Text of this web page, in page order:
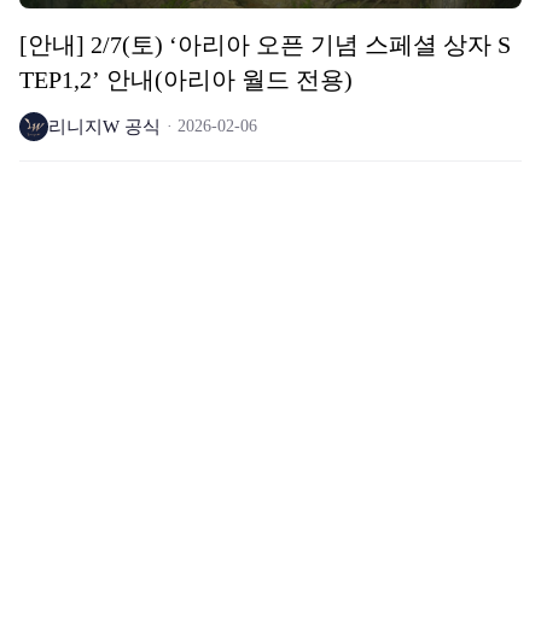
[안내] 2/7(토) ‘아리아 오픈 기념 스페셜 상자 S
TEP1,2’ 안내(아리아 월드 전용)
리니지W 공식 2026-02-06